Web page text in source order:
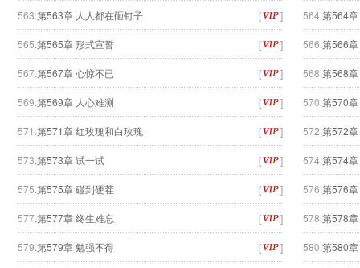
563. 第563章 人人都在砸钉子 [ ] 564. 第564
565. 第565章 形式宣誓 [ ] 566. 第566
567.第567章 心惊不已 [ ] 568. 第568
569. 第569章 人心难测 [ ] 570. 第570
571. 第571章 红玫瑰和白玫瑰 [ ] 572. 第572
573. 第573章 试一试 [ ] 574. 第574
575. 第575章 碰到硬茬 [ ] 576. 第576
577.第577章 终生难忘 [ ] 578. 第578
579. 第579章 勉强不得 [ ] 580. 第580